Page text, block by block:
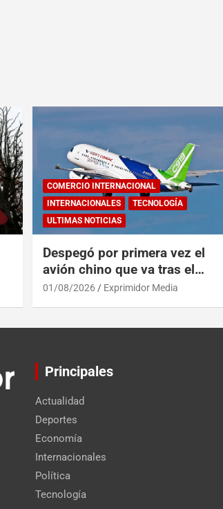
COMERCIO INTERNACIONAL
INTERNACIONALES
TECNOLOGÍA
ULTIMAS NOTICIAS
Despegó por primera vez el
avión chino que va tras el
reinado del A319 en el Tíbet
01/08/2026 Exprimidor Media
Principales
Actualidad
Deportes
Economía
Internacionales
Política
Tecnología